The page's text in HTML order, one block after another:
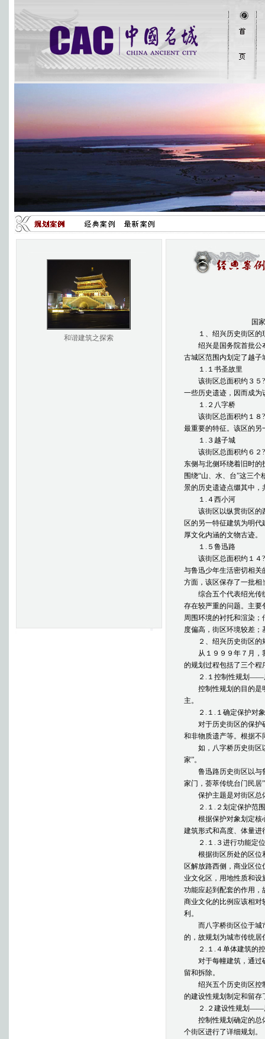
和谐建筑之探索
国家历史文
１、绍兴历史街区的
绍兴是国务院首批公布
古城区范围内划定了越
１.１书圣故里
该街区总面积约３５?
一些历史遗迹，因而成
１.２八字桥
该街区总面积约１８?
最重要的特征。该区的
１.３越子城
该街区总面积约６２?
东侧与北侧环绕着旧时
围绕“山、水、台”这三
景的历史遗迹点缀其中
１.４西小河
该街区以纵贯街区的西
区的另一特征建筑为明
厚文化内涵的文物古迹。
１.５鲁迅路
该街区总面积约１４?
与鲁迅少年生活密切相
方面，该区保存了一批
综合五个代表绍光传统
存在较严重的问题。主
周围环境的衬托和渲染
度偏高，街区环境较差；
２、绍兴历史街区的
从１９９９年７月，我
的规划过程包括了三个
２.１控制性规划——
控制性规划的目的是明
主。
２.１.１确定保护对象
对于历史街区的保护确
和非物质遗产等。根据
如，八字桥历史街区以
家”。
鲁迅路历史街区以与鲁
家门，荟萃传统台门民居
保护主题是对街区总
２.１.２划定保护范
根据保护对象划定核心
建筑形式和高度、体量进
２.１.３进行功能定
根据街区所处的区位和
区解放路西侧，商业区
业文化区，用地性质和
功能应起到配套的作用
商业文化的比例应该相
利。
而八字桥街区位于城市
的，故规划为城市传统
２.１.４单体建筑的
对于每幢建筑，通过确
留和拆除。
绍兴五个历史街区控制
的建设性规划制定和留存
２.２建设性规划——
控制性规划确定的总体
个街区进行了详细规划。